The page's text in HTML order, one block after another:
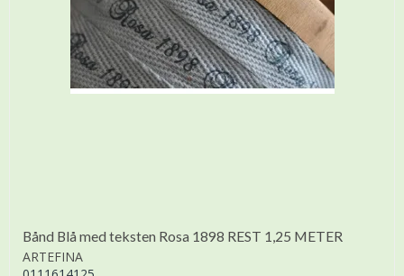
Bånd Blå med teksten Rosa 1898 REST 1,25 METER
ARTEFINA